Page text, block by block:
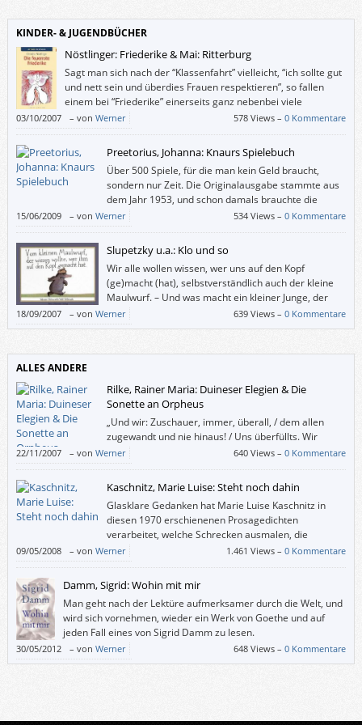
KINDER- & JUGENDBÜCHER
Nöstlinger: Friederike & Mai: Ritterburg
Sagt man sich nach der “Klassenfahrt” vielleicht, “ich sollte gut
und nett sein und überdies Frauen respektieren”, so fallen
einem bei “Friederike” einerseits ganz nebenbei viele
persönliche Bilder und Sätze ein, die mit dem Thema
“Außenseiter” zu tun haben, und andererseits möchte man doch selbst
rote Haare haben, wenn man damit fliegen könnte. Vor allen bösen
Menschen und Umständen einfach wegfliegen.
03/10/2007 – von Werner 578 Views –0 Kommentare
Preetorius, Johanna: Knaurs Spielebuch
Über 500 Spiele, für die man kein Geld braucht,
sondern nur Zeit. Die Originalausgabe stammte aus
dem Jahr 1953, und schon damals brauchte die
Herausgeberin Johanna Preetorius über vier Jahre,
bis sie alle Spiele beisammen hatte.
15/06/2009 – von Werner 534 Views –0 Kommentare
Slupetzky u.a.: Klo und so
Wir alle wollen wissen, wer uns auf den Kopf
(ge)macht (hat), selbstverständlich auch der kleine
Maulwurf. – Und was macht ein kleiner Junge, der
schon allein aufs Klo gehen kann, wenn dieses (etwa
von seinem lesenden Bruder) viel zu lange okkupiert wird? Richtig: Er
18/09/2007 – von Werner 639 Views –0 Kommentare
ALLES ANDERE
Rilke, Rainer Maria: Duineser Elegien & Die
Sonette an Orpheus
„Und wir: Zuschauer, immer, überall, / dem allen
zugewandt und nie hinaus! / Uns überfüllts. Wir
ordnens. Es zerfällt. / Wir ordnens wieder und
zerfallen selbst.“
22/11/2007 – von Werner 640 Views –0 Kommentare
Kaschnitz, Marie Luise: Steht noch dahin
Glasklare Gedanken hat Marie Luise Kaschnitz in
diesen 1970 erschienenen Prosagedichten
verarbeitet, welche Schrecken ausmalen, die
Bestand gehabt haben oder zu einem kleinen Teil
auch nicht mehr aktuell sind.
09/05/2008 – von Werner 1.461 Views –0 Kommentare
Damm, Sigrid: Wohin mit mir
Man geht nach der Lektüre aufmerksamer durch die Welt, und
wird sich vornehmen, wieder ein Werk von Goethe und auf
jeden Fall eines von Sigrid Damm zu lesen.
30/05/2012 – von Werner 648 Views –0 Kommentare